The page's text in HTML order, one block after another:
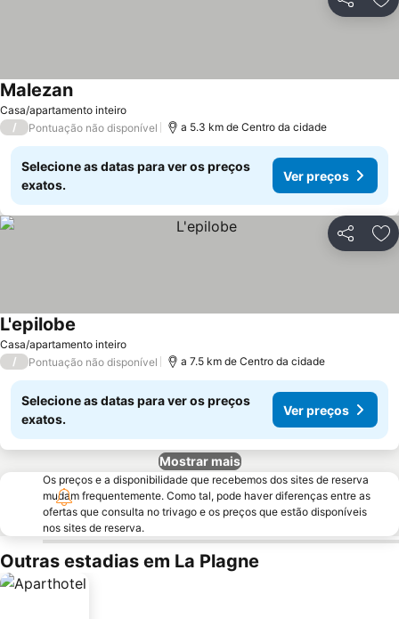
Partilhar
Casa/apartamento inteiro
Malezan
/ Pontuação não disponível a 5.3 km de Centro da cidade
Selecione as datas para ver os preços
exatos.
Ver preços
Partilhar
Casa/apartamento inteiro
L'epilobe
/ Pontuação não disponível a 7.5 km de Centro da cidade
Selecione as datas para ver os preços
exatos.
Ver preços
Mostrar mais
Os preços e a disponibilidade que recebemos dos sites de reserva
mudam frequentemente. Como tal, pode haver diferenças entre as
ofertas que consulta no trivago e os preços que estão disponíveis
nos sites de reserva.
Outras estadias em La Plagne